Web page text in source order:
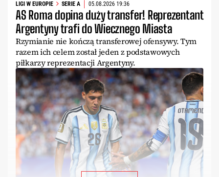
LIGI W EUROPIE SERIE A 05.08.2026 19:36
AS Roma dopina duży transfer! Reprezentant
Argentyny trafi do Wiecznego Miasta
Rzymianie nie kończą transferowej ofensywy. Tym
razem ich celem został jeden z podstawowych
piłkarzy reprezentacji Argentyny.